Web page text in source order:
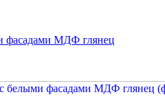
фасадами МДФ глянец